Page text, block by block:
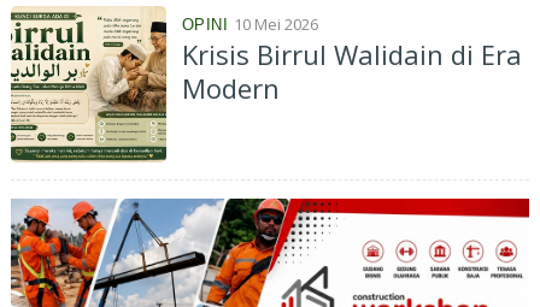
OPINI 10 Mei 2026
Krisis Birrul Walidain di Era
Modern